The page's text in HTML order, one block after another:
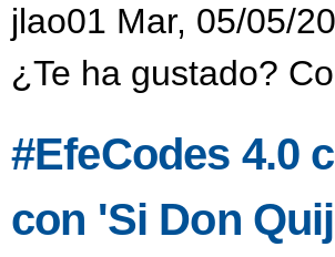
jlao01 Mar, 05/05/
¿Te ha gustado?
#EfeCodes 4.0
con 'Si Don